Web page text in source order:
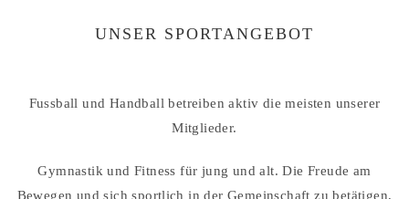
UNSER SPORTANGEBOT
Fussball und Handball betreiben aktiv die meisten unserer
Mitglieder.
Gymnastik und Fitness für jung und alt. Die Freude am
Bewegen und sich sportlich in der Gemeinschaft zu betätigen,